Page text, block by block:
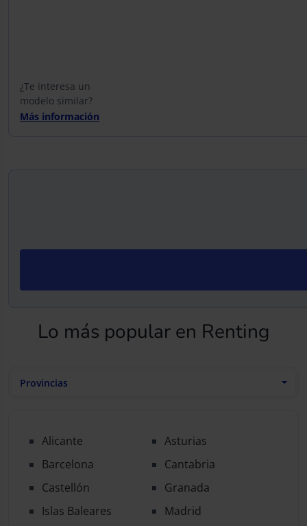
¿Te interesa un
modelo similar?
Más información
Lo más popular en Renting
Provincias
Alicante
Asturias
Barcelona
Cantabria
Castellón
Granada
Islas Baleares
Madrid